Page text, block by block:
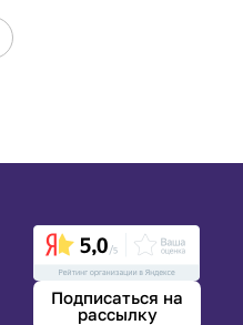
Подписаться на
рассылку